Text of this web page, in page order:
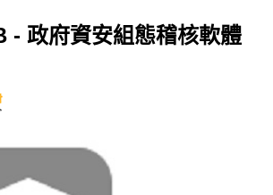
- 政府資安組態稽核軟體